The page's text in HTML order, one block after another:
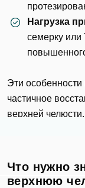
Нагрузка
семерку или
Эти особенности
частичное
верхней челюсти.
Что нужно
верхнюю